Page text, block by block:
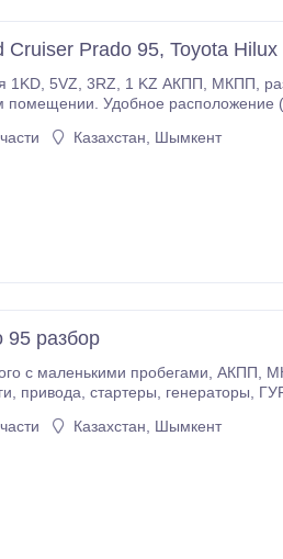
Cruiser Prado 95, Toyota Hilux
и пр.
помещении. Удобное расположение
Казахстан, Шымкент
95 разбор
раздатки, мосты, полуоси, редуктора, рулевые рейки,
Казахстан, Шымкент